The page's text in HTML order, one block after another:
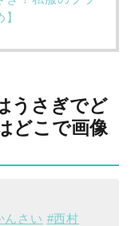
うさぎでど
どこで画像
んさい #西村